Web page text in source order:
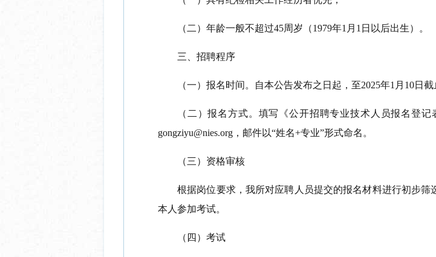
（ 二 ） 年龄一般不超过45周岁 （1979年1 月 1 日以后出生）。
三、 招聘程序
（一） 报名时间。 自本公告发布之日起，至2025年1 月 10日 截
（ 二 ）报名方式。填写《公开招聘专业技术人员报名登记
gongziyu@nies.org ， 邮件以“姓名+专业”形式命名。
（三） 资格审核
根据岗位要求，我所对应聘人员提交的报名材料进行初步
本人参加考试。
（四） 考试